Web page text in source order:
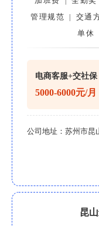
管理规范 交通
单休
电商客服+交社保
5000-6000元/月
公司地址： 苏州市昆
昆